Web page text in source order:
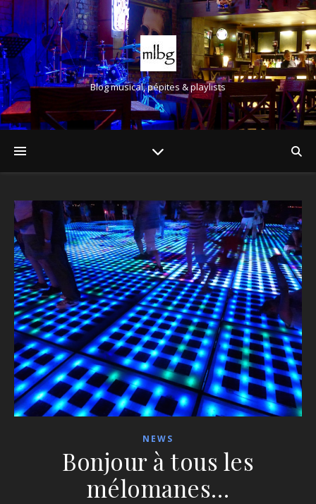
Blog musical, pépites & playlists
NEWS
Bonjour à tous les
mélomanes…